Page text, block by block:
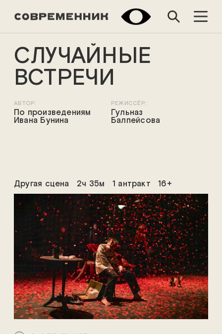
СЛУЧАЙНЫЕ
ВСТРЕЧИ
АВТОР:
По произведениям
Ивана Бунина
РЕЖИССЁР:
Гульназ
Балпейсова
Другая сцена 2ч 35м 1 антракт 16+